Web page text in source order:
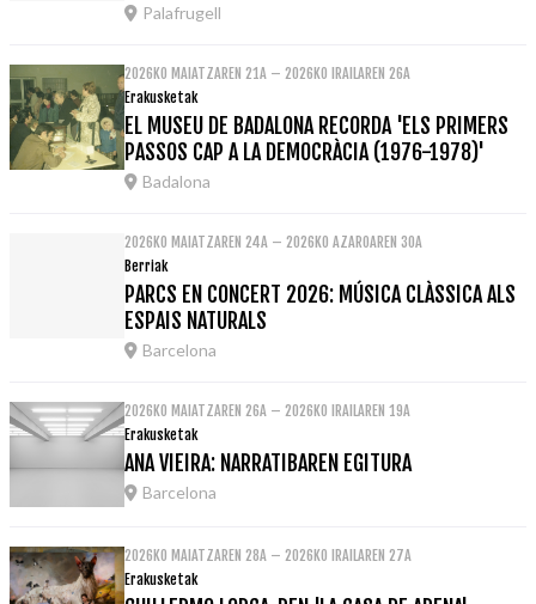
Palafrugell
2026KO MAIATZAREN 21A – 2026KO IRAILAREN 26A
Erakusketak
EL MUSEU DE BADALONA RECORDA 'ELS PRIMERS
PASSOS CAP A LA DEMOCRÀCIA (1976-1978)'
Badalona
2026KO MAIATZAREN 24A – 2026KO AZAROAREN 30A
Berriak
PARCS EN CONCERT 2026: MÚSICA CLÀSSICA ALS
ESPAIS NATURALS
Barcelona
2026KO MAIATZAREN 26A – 2026KO IRAILAREN 19A
Erakusketak
ANA VIEIRA: NARRATIBAREN EGITURA
Barcelona
2026KO MAIATZAREN 28A – 2026KO IRAILAREN 27A
Erakusketak